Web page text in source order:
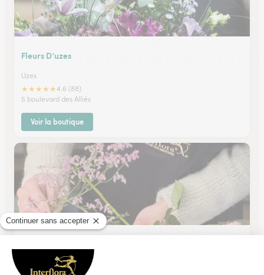
Fleurs D’uzes
Uzes
★★★★★4.6 (88)
5 boulevard des Alliés
Voir la boutique